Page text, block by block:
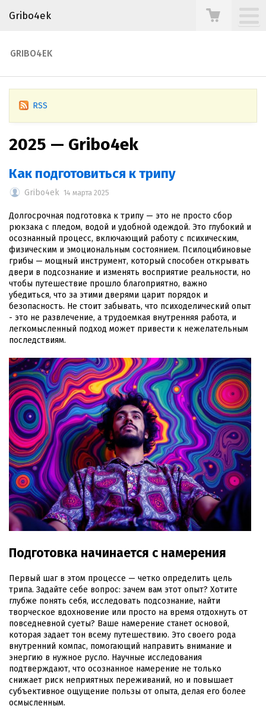
Gribo4ek
GRIBO4EK
RSS
2025 — Gribo4ek
Как подготовиться к трипу
Gribo4ek 14 марта 2025
Долгосрочная подготовка к трипу — это не просто сбор
рюкзака с пледом, водой и удобной одеждой. Это глубокий и
осознанный процесс, включающий работу с психическим,
физическим и эмоциональным состоянием. Псилоцибиновые
грибы — мощный инструмент, который способен открывать
двери в подсознание и изменять восприятие реальности, но
чтобы путешествие прошло благоприятно, важно
убедиться, что за этими дверями царит порядок и
безопасность. Не стоит забывать, что психоделический опыт
- это не развлечение, а трудоемкая внутренняя работа, и
легкомысленный подход может привести к нежелательным
последствиям.
Подготовка начинается с намерения
Первый шаг в этом процессе — четко определить цель
трипа. Задайте себе вопрос: зачем вам этот опыт? Хотите
глубже понять себя, исследовать подсознание, найти
творческое вдохновение или просто на время отдохнуть от
повседневной суеты? Ваше намерение станет основой,
которая задает тон всему путешествию. Это своего рода
внутренний компас, помогающий направить внимание и
энергию в нужное русло. Научные исследования
подтверждают, что осознанное намерение не только
снижает риск неприятных переживаний, но и повышает
субъективное ощущение пользы от опыта, делая его более
осмысленным.